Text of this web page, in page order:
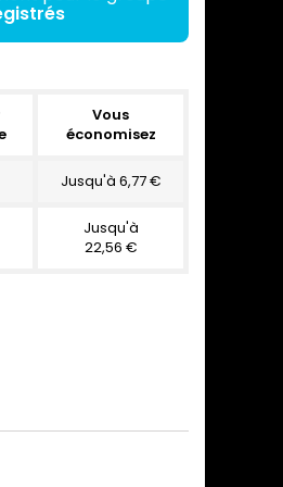
Vous
économisez
Jusqu'à 6,77 €
Jusqu'à
22,56 €